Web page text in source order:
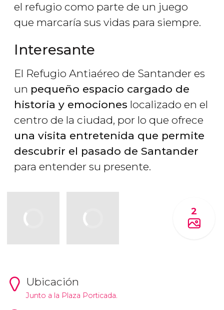
el refugio como parte de un juego
que marcaría sus vidas para siempre.
Interesante
El Refugio Antiaéreo de Santander es
un pequeño espacio cargado de
historia y emociones localizado en el
centro de la ciudad, por lo que ofrece
una visita entretenida que permite
descubrir el pasado de Santander
para entender su presente.
2
Ubicación
Junto a la Plaza Porticada.